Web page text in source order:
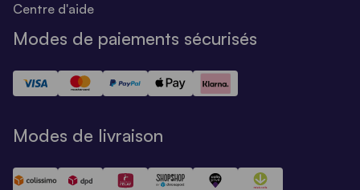
Centre d'aide
Modes de paiements sécurisés
Modes de livraison